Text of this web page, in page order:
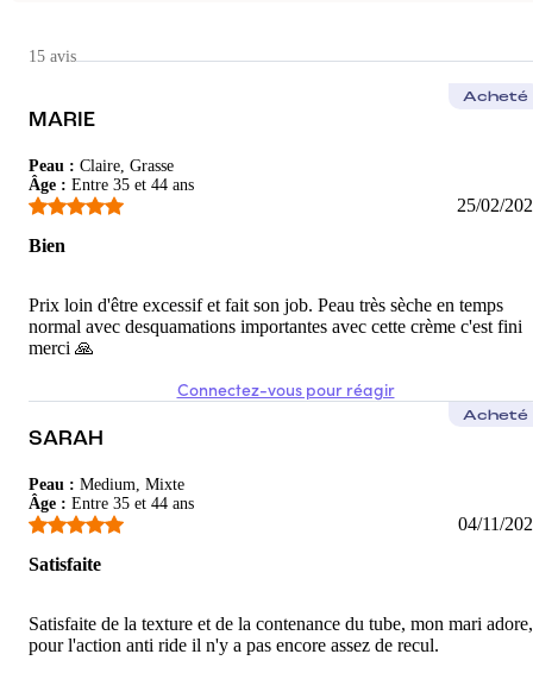
Ultra
Margot
Mon mari adore
Parfait rapport qualité prix
5/5
15 avis
MARIE
Peau : Claire, Grasse
Âge : Entre 35 et 44 ans
Acheté
25/02/
Bien
Prix loin d'être excessif et fait son job. Peau très sèche en temps
normal avec desquamations importantes avec cette crème c'est fini
merci 🙏
Connectez-vous pour réagir
SARAH
Peau : Medium, Mixte
Âge : Entre 35 et 44 ans
Acheté
04/11/
Satisfaite
Satisfaite de la texture et de la contenance du tube, mon mari adore,
pour l'action anti ride il n'y a pas encore assez de recul.